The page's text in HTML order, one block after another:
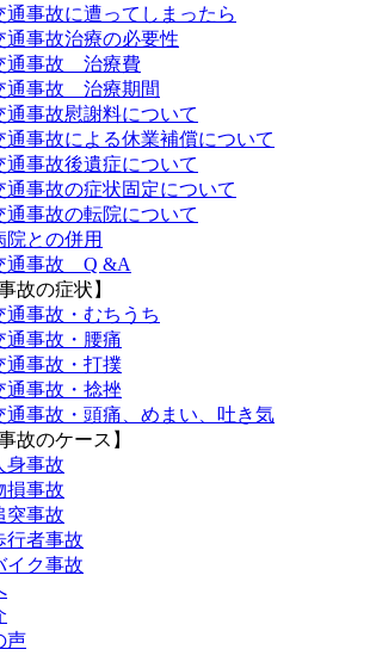
通事故に遭ってしまったら
通事故治療の必要性
通事故 治療費
通事故 治療期間
通事故慰謝料について
通事故による休業補償について
通事故後遺症について
通事故の症状固定について
通事故の転院について
院との併用
通事故 Q &A
故の症状】
通事故・むちうち
通事故・腰痛
通事故・打撲
通事故・捻挫
通事故・頭痛、めまい、吐き気
故のケース】
身事故
損事故
突事故
行者事故
イク事故
声